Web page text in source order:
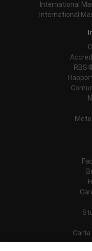
International
International
Carta